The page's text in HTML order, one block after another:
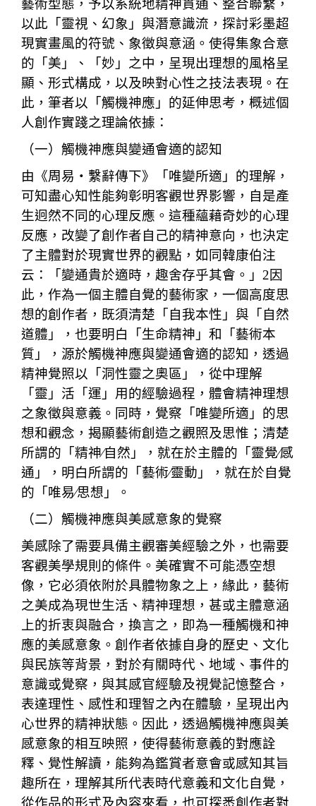
藝術型態，予以系統地精神貫通、整合聯繫，
以此「靈視、幻象」與潛意識流，探討彩墨超
現實畫風的符號、象徵與意涵。使得集象合意
的「美」、「妙」之中，呈現出理想的風格呈
顯、形式構成，以及映對心性之技法表現。在
此，筆者以「觸機神應」的延伸思考，概述個
人創作實踐之理論依據：
（一）觸機神應與變通會適的認知
由《周易・繫辭傳下》「唯變所適」的理解，
可知盡心知性能夠彰明客觀世界影響，自是產
生迥然不同的心理反應。這種蘊藉奇妙的心理
反應，改變了創作者自己的精神意向，也決定
了主體對於現實世界的觀點，如同韓康伯注
云：「變通貴於適時，趣舍存乎其會。」2因
此，作為一個主體自覺的藝術家，一個高度思
想的創作者，既須清楚「自我本性」與「自然
道體」，也要明白「生命精神」和「藝術本
質」，源於觸機神應與變通會適的認知，透過
精神覺照以「洞性靈之奧區」，從中理解
「靈」活「運」用的經驗過程，體會精神理想
之象徵與意義。同時，覺察「唯變所適」的思
想和觀念，揭顯藝術創造之觀照及思惟；清楚
所謂的「精神∕自然」，就在於主體的「靈覺∕感
通」，明白所謂的「藝術∕靈動」，就在於自覺
的「唯易∕思想」。
（二）觸機神應與美感意象的覺察
美感除了需要具備主觀審美經驗之外，也需要
客觀美學規則的條件。美確實不可能憑空想
像，它必須依附於具體物象之上，緣此，藝術
之美成為現世生活、精神理想，甚或主體意涵
上的折衷與融合，換言之，即為一種觸機和神
應的美感意象。創作者依據自身的歷史、文化
與民族等背景，對於有關時代、地域、事件的
意識或覺察，與其感官經驗及視覺記憶整合，
表達理性、感性和理智之內在體驗，呈現出內
心世界的精神狀態。因此，透過觸機神應與美
感意象的相互映照，使得藝術意義的對應詮
釋、覺性解讀，能夠為鑑賞者意會或感知其旨
趣所在，理解其所代表時代意義和文化自覺，
從作品的形式及內容來看，也可探悉創作者對